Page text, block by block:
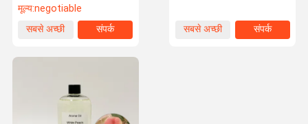
मूल्य:negotiable
सबसे अच्छी
संपर्क
सबसे अच्छी
संपर्क